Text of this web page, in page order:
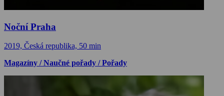
Noční Praha
2019, Česká republika, 50 min
Magazíny / Naučné pořady / Pořady